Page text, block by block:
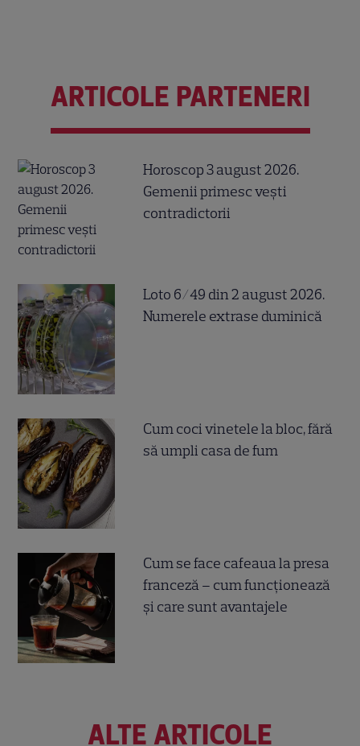
ARTICOLE PARTENERI
Horoscop 3 august 2026.
Gemenii primesc vești
contradictorii
Loto 6/49 din 2 august 2026.
Numerele extrase duminică
Cum coci vinetele la bloc, fără
să umpli casa de fum
Cum se face cafeaua la presa
franceză – cum funcționează
și care sunt avantajele
ALTE ARTICOLE